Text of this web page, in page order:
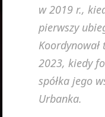
w 2019 r.,
pierwszy
2023, kiedy
spółka jego
Urbanka.